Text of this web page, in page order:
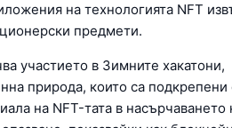
на технологията NFT
предмети.
участието в Зимните хакатони,
природа, които са подкрепени
на NFT-тата в насърчаването